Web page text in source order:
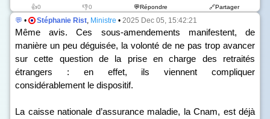
👍0 👎0 💬Répondre 🔗Partager
💬 • Stéphanie Rist, Ministre • 2025 Dec 05, 15:42:21
Même avis. Ces sous-amendements manifestent, de
manière un peu déguisée, la volonté de ne pas trop avancer
sur cette question de la prise en charge des retraités
étrangers : en effet, ils viennent compliquer
considérablement le dispositif.
La caisse nationale d’assurance maladie, la Cnam, est déjà